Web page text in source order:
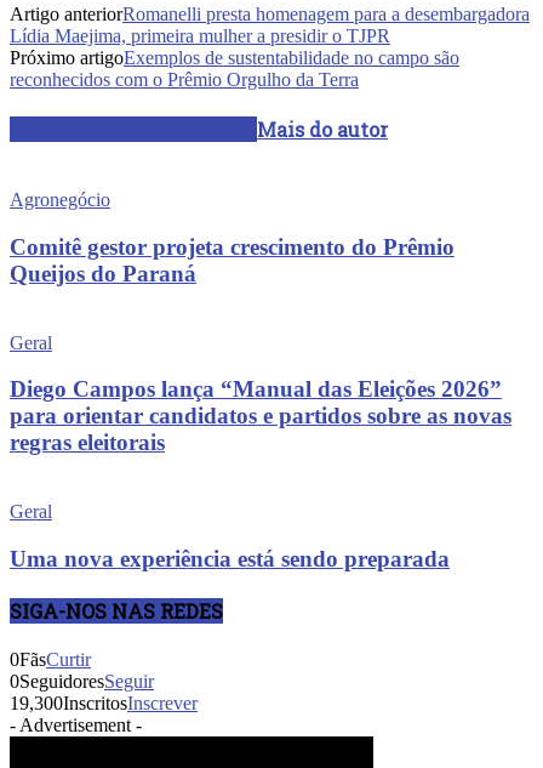
Artigo anteriorRomanelli presta homenagem para a desembargadora
Lídia Maejima, primeira mulher a presidir o TJPR
Próximo artigoExemplos de sustentabilidade no campo são
reconhecidos com o Prêmio Orgulho da Terra
Mais do autor
Agronegócio
Comitê gestor projeta crescimento do Prêmio
Queijos do Paraná
Geral
Diego Campos lança “Manual das Eleições 2026”
para orientar candidatos e partidos sobre as novas
regras eleitorais
Geral
Uma nova experiência está sendo preparada
SIGA-NOS NAS REDES
0FãsCurtir
0SeguidoresSeguir
19,300InscritosInscrever
- Advertisement -